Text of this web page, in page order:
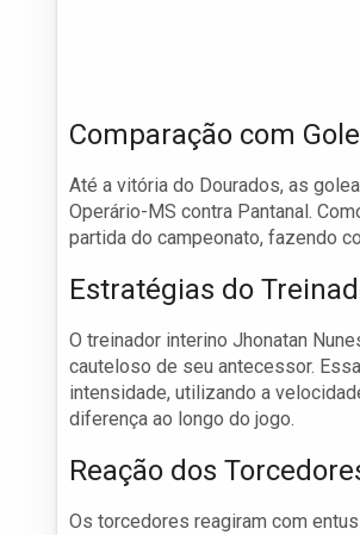
Comparação com
Até a vitória do Dourados, as
Operário-MS contra Pantanal.
partida do campeonato, fazendo
Estratégias do
O treinador interino Jhonatan
cauteloso de seu antecessor.
intensidade, utilizando a
diferença ao longo do jogo.
Reação dos
Os torcedores reagiram com